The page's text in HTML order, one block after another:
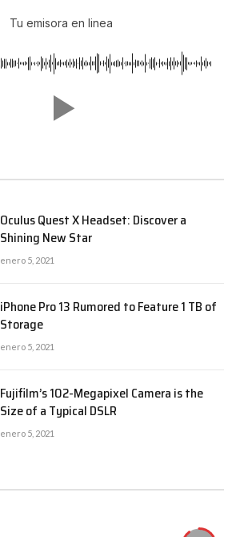
Tu emisora en linea
Oculus Quest X Headset: Discover a
Shining New Star
enero 5, 2021
iPhone Pro 13 Rumored to Feature 1 TB of
Storage
enero 5, 2021
Fujifilm’s 102-Megapixel Camera is the
Size of a Typical DSLR
enero 5, 2021